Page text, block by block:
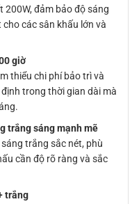
200W, đảm bảo độ sáng
các sân khấu lớn và
giờ
thiểu chi phí bảo trì và
trong thời gian dài mà
trắng sáng mạnh mẽ
trắng sắc nét, phù
cần độ rõ ràng và sắc
trắng